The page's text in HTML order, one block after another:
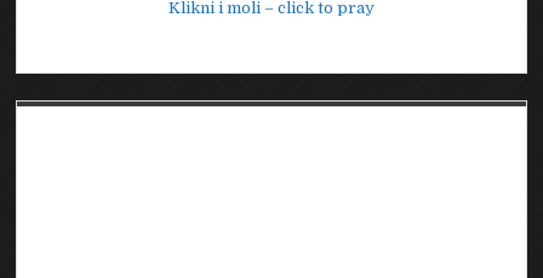
Klikni i moli – click to pray